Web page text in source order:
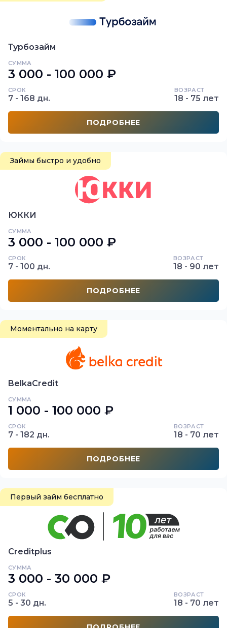
Турбозайм
СУММА
3 000 - 100 000 ₽
СРОК
7 - 168 дн.
ВОЗРАСТ
18 - 75 лет
ПОДРОБНЕЕ
Займы быстро и удобно
ЮККИ
СУММА
3 000 - 100 000 ₽
СРОК
7 - 100 дн.
ВОЗРАСТ
18 - 90 лет
ПОДРОБНЕЕ
Моментально на карту
BelkaCredit
СУММА
1 000 - 100 000 ₽
СРОК
7 - 182 дн.
ВОЗРАСТ
18 - 70 лет
ПОДРОБНЕЕ
Первый займ бесплатно
Creditplus
СУММА
3 000 - 30 000 ₽
СРОК
5 - 30 дн.
ВОЗРАСТ
18 - 70 лет